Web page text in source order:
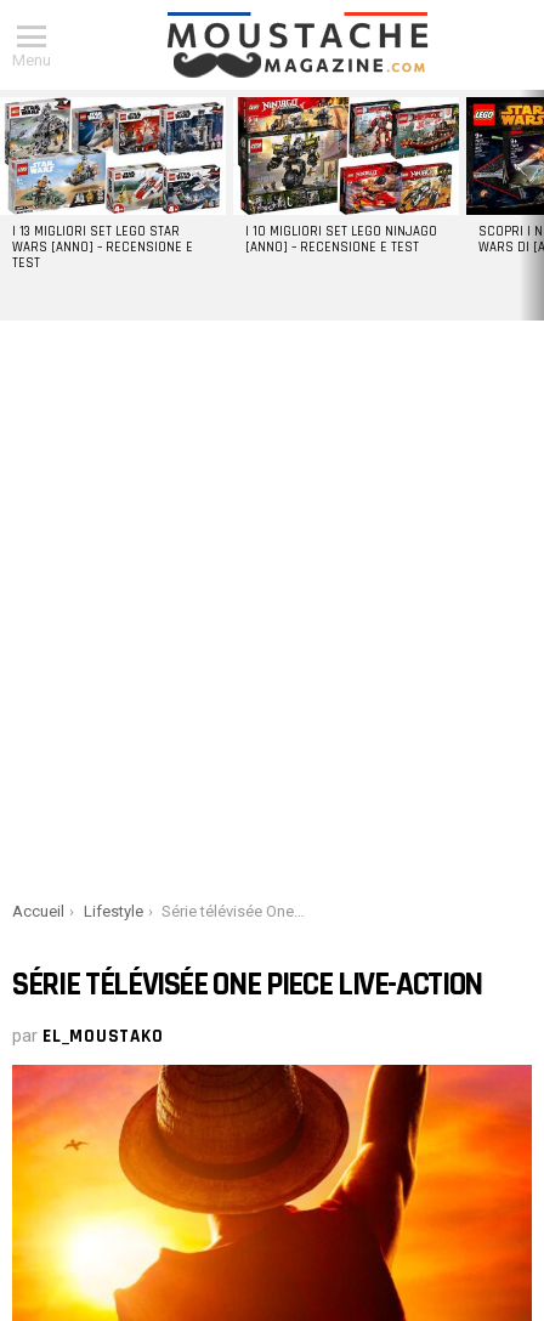
Menu
DERNIERS
ARTICLES
I 13 MIGLIORI SET LEGO STAR
WARS [ANNO] – RECENSIONE E
TEST
I 10 MIGLIORI SET LEGO NINJAGO
[ANNO] – RECENSIONE E TEST
SCOPRI I
WARS DI
You are here:
Accueil Lifestyle Série télévisée One Piece Live-Action
SÉRIE TÉLÉVISÉE ONE PIECE LIVE-ACTION
par EL_MOUSTAKO